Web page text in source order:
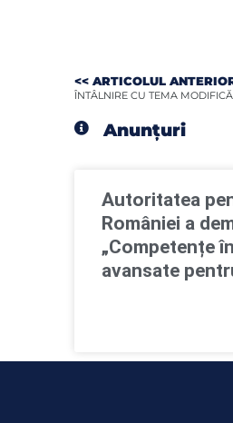
<< ARTICOLUL
ÎNTÂLNIRE CU TEMA
Anunțuri
Autoritatea
României a
„Competențe
avansate